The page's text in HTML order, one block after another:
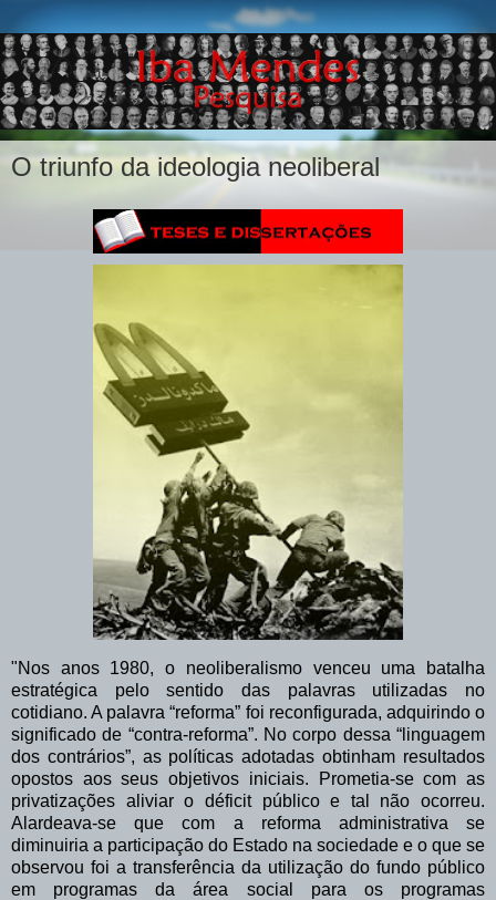
O triunfo da ideologia neoliberal
"Nos anos 1980, o neoliberalismo venceu uma batalha
estratégica pelo sentido das palavras utilizadas no
cotidiano. A palavra “reforma” foi reconfigurada, adquirindo o
significado de “contra-reforma”. No corpo dessa “linguagem
dos contrários”, as políticas adotadas obtinham resultados
opostos aos seus objetivos iniciais. Prometia-se com as
privatizações aliviar o déficit público e tal não ocorreu.
Alardeava-se que com a reforma administrativa se
diminuiria a participação do Estado na sociedade e o que se
observou foi a transferência da utilização do fundo público
em programas da área social para os programas